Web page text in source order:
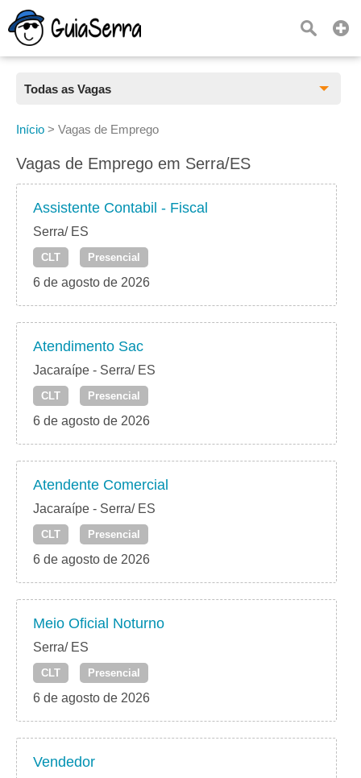
Todas as Vagas
Todas as Vagas
CLT
Freelancer
PJ
Início > Vagas de Emprego
Vagas de Emprego em Serra/ES
Assistente Contabil - Fiscal
Serra/ ES
CLT Presencial
6 de agosto de 2026
Atendimento Sac
Jacaraípe - Serra/ ES
CLT Presencial
6 de agosto de 2026
Atendente Comercial
Jacaraípe - Serra/ ES
CLT Presencial
6 de agosto de 2026
Meio Oficial Noturno
Serra/ ES
CLT Presencial
6 de agosto de 2026
Vendedor